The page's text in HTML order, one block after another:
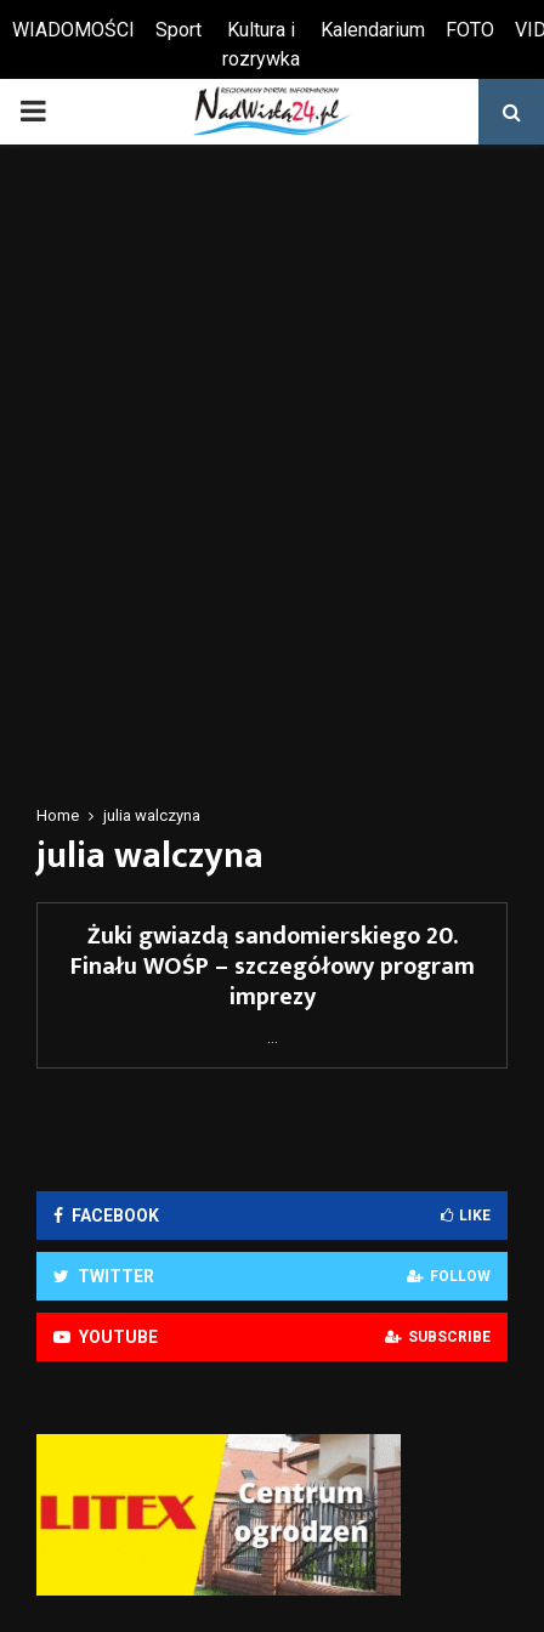
Otwórz pasek narzędzi
WIADOMOŚCI Sport
Kultura i
rozrywka
Kalendarium FOTO
PRIMARY
Home julia walczyna
julia walczyna
Żuki gwiazdą sandomierskiego 20.
Finału WOŚP – szczegółowy program
imprezy
FACEBOOK LIKE
TWITTER FOLLOW
YOUTUBE SUBSCRIBE